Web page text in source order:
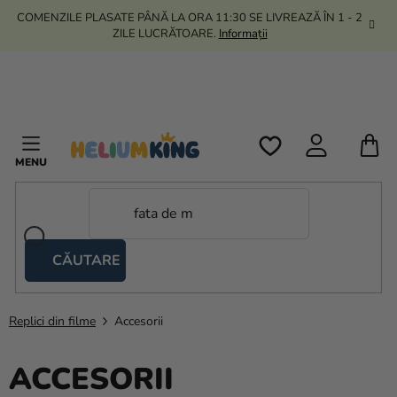
TreciCOMENZILE PLASATE PÂNĂ LA ORA 11:30 SE LIVREAZĂ ÎN 1 - 2
ZILE LUCRĂTOARE. Informații
CĂUTARE
tip
foarfecă
Heliu si
Replici din filme Accesorii
ACCESORII